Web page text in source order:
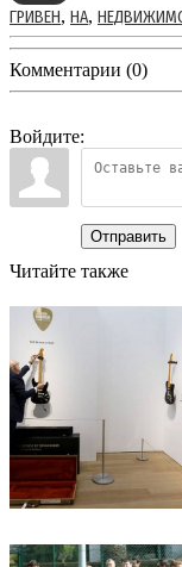
ГРИВЕН, НА,
Комментарии (0)
Войдите:
Отправить
Читайте также